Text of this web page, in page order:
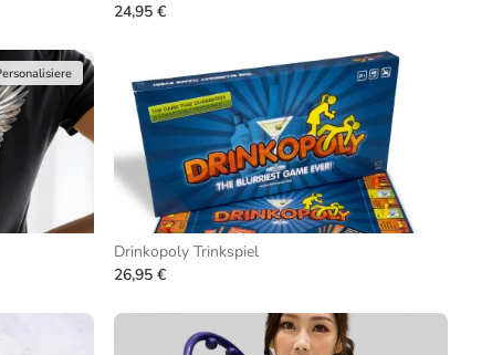
24,95 €
Drinkopoly Trinkspiel
26,95 €